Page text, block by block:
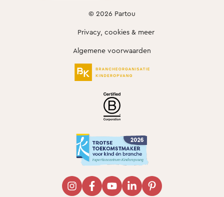
© 2026 Partou
Privacy, cookies & meer
Algemene voorwaarden